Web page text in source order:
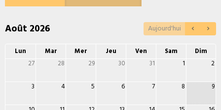
Août 2026 Aujourd'hui
Lun Mar Mer Jeu Ven Sam
Dim
27
28 29 30 31 1 2
3 4 5 6 7 8 9